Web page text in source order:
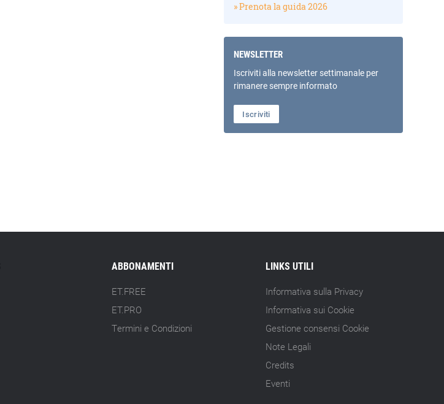
» Prenota la guida 2026
NEWSLETTER
Iscriviti alla newsletter settimanale per
rimanere sempre informato
Iscriviti
ABBONAMENTI
ET.FREE
ET.PRO
Termini e Condizioni
LINKS UTILI
Informativa sulla Privacy
Informativa sui Cookie
Gestione consensi Cookie
Note Legali
Credits
Eventi